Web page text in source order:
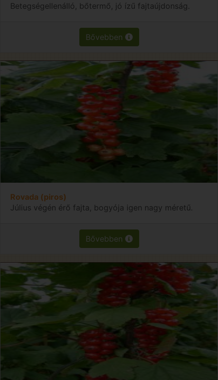
Betegségellenálló, bőtermő, jó ízű fajtaújdonság.
Bővebben
Rovada (piros)
Július végén érő fajta, bogyója igen nagy méretű.
Bővebben